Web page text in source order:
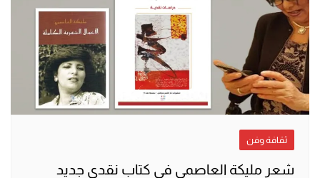
ثقافة وفن
شعر مليكة العاصمي في كتاب نقدي جديد